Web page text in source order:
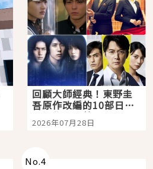
回顧大師經典！東野圭
吾原作改編的10部日本
影視作品推薦
2026年07月28日
No.4